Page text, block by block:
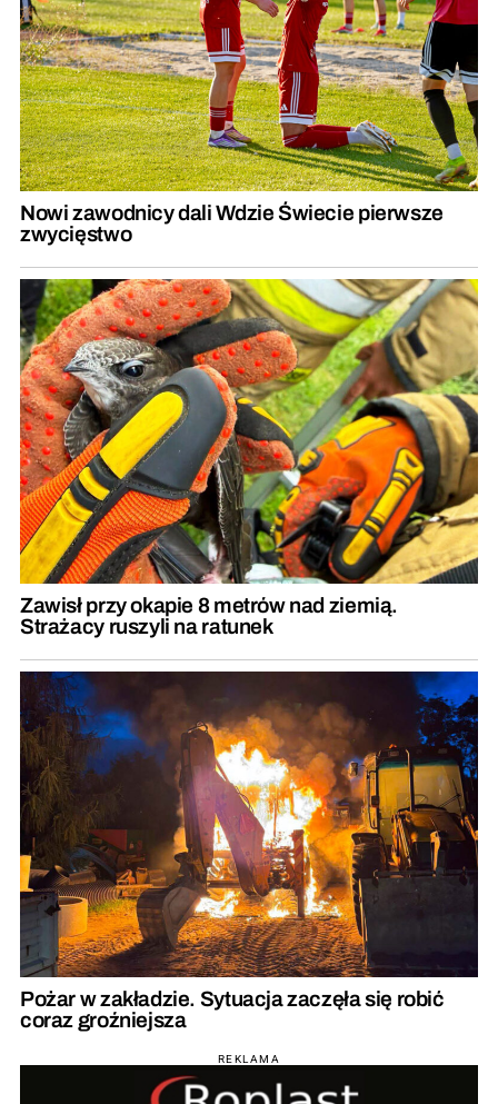
Nowi zawodnicy dali Wdzie Świecie pierwsze
zwycięstwo
Zawisł przy okapie 8 metrów nad ziemią.
Strażacy ruszyli na ratunek
Pożar w zakładzie. Sytuacja zaczęła się robić
coraz groźniejsza
REKLAMA